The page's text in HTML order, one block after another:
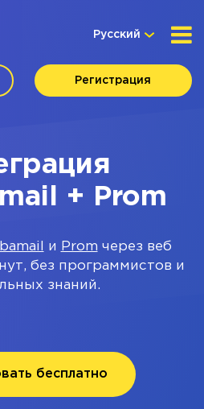
Русский
Регистрация
+ Prom
и Prom через веб
без программистов и
знаний.
бесплатно